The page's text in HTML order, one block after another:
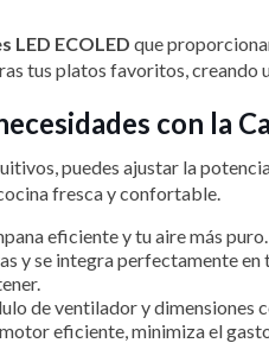
LED ECOLED que
tus platos favoritos, creando
con la
puedes ajustar la
fresca y confortable.
eficiente y tu aire más puro.
y se integra perfectamente en
de ventilador y dimensiones
eficiente, minimiza el